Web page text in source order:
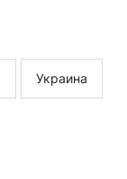
Украина